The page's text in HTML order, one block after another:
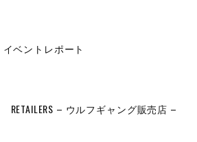
イベントレポート
RETAILERS – ウルフギャング販売店 –